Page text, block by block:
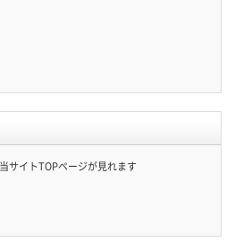
サイトTOPページが見れます